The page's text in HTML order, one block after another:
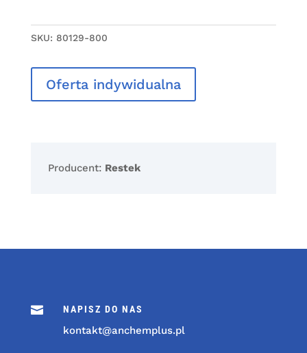
SKU: 80129-800
Oferta indywidualna
Producent: Restek
 NAPISZ DO NAS
kontakt@anchemplus.pl